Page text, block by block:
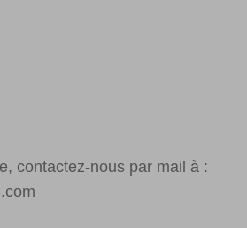
contactez-nous par mail à :